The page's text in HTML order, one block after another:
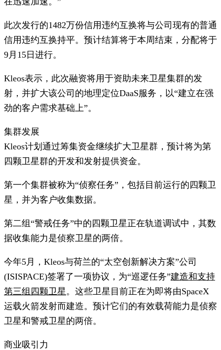
此次发行的1482万份信用违约互换将与公司现有的普通
信用违约互换持平。预计结算将于本周结束，分配将于
9月15日进行。
Kleos表示，此次融资将用于资助未来卫星集群的发
射，并扩大该公司的地理定位DaaS服务，以“建立在强
劲的客户需求基础上”。
集群发展
Kleos计划通过筹集资金继续扩大卫星群，预计将为第
四颗卫星群的开发和发射提供资金。
第一个集群被称为“侦察任务”，包括目前运行的四颗卫
星，并为客户收集数据。
第二组“警戒任务”中的四颗卫星正在轨道调试中，其数
据收集能力是侦察卫星的两倍。
今年5月，Kleos与荷兰的“太空创新解决方案”公司
(ISISPACE)签署了一项协议，为“巡逻任务”建造和支持
第三组四颗卫星 。这些卫星目前正在为即将由SpaceX
运载火箭发射而建造。预计它们的有效载荷能力是侦察
卫星和警戒卫星的两倍。
商业吸引力